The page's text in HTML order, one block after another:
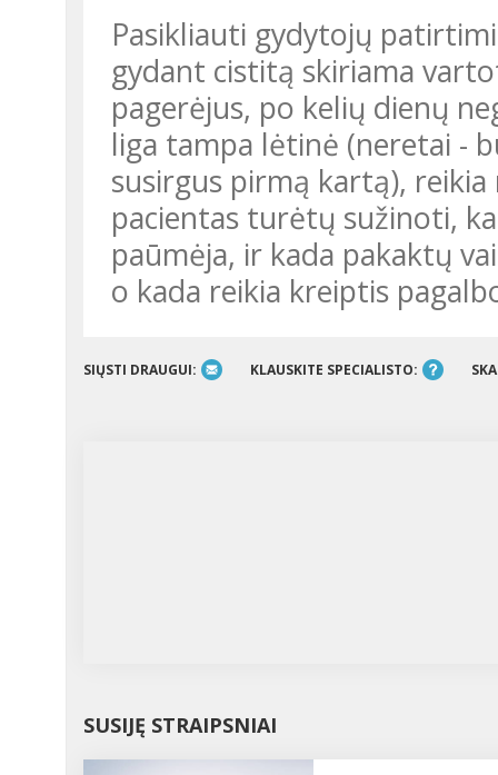
Pasikliauti gydytojų
gydant cistitą skiriama
pagerėjus, po kelių dienų
liga tampa lėtinė (neretai -
susirgus pirmą kartą),
pacientas turėtų sužinoti,
paūmėja, ir kada pakaktų
o kada reikia kreiptis
SIŲSTI DRAUGUI: KLAUSKITE SPECIALISTO:
SUSIJĘ STRAIPSNIAI